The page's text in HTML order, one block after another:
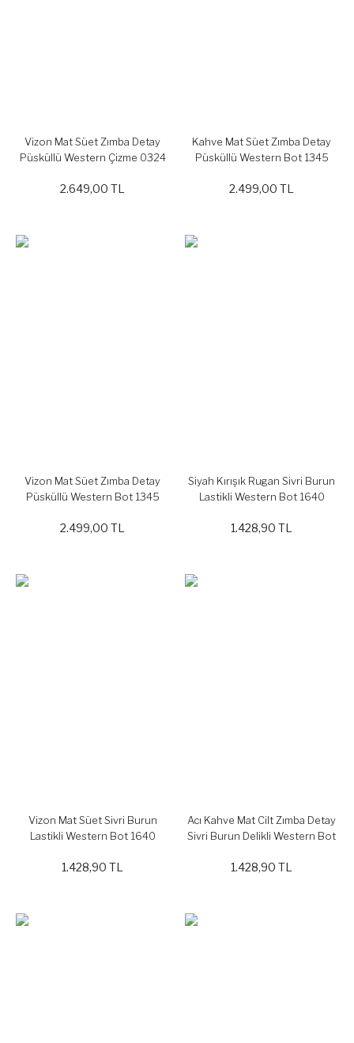
Vizon Mat Süet Zımba Detay
Püsküllü Western Çizme 0324
2.649,00 TL
Kahve Mat Süet Zımba Detay
Püsküllü Western Bot 1345
2.499,00 TL
Vizon Mat Süet Zımba Detay
Püsküllü Western Bot 1345
2.499,00 TL
Siyah Kırışık Rugan Sivri Burun
Lastikli Western Bot 1640
1.428,90 TL
Vizon Mat Süet Sivri Burun
Lastikli Western Bot 1640
1.428,90 TL
Acı Kahve Mat Cilt Zımba Detay
Sivri Burun Delikli Western Bot
1.428,90 TL